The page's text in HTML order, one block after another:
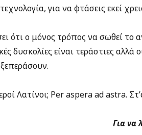
για να φτάσεις εκεί
ότι ο μόνος τρόπος να σωθεί το
δυσκολίες είναι τεράστιες
Λατίνοι; Per aspera ad astra.
Για να